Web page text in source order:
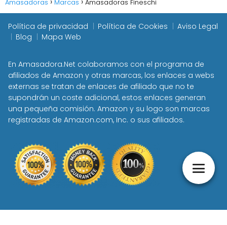
Amasadoras Marcas Amasadoras Fineschi
Política de privacidad Política de Cookies
Aviso Legal
Blog
Mapa Web
En Amasadora.Net colaboramos con el programa de
afiliados de Amazon y otras marcas, los enlaces a webs
externas se tratan de enlaces de afiliado que no te
supondrán un coste adicional, estos enlaces generan
una pequeña comisión. Amazon y su logo son marcas
registradas de Amazon.com, Inc. o sus afiliados.